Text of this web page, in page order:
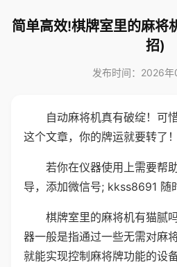
简单高效!棋牌室里的麻将
招)
发布时间：2026
自动麻将机真有破绽！可
这个文章，你的牌运就要转了！
若你在仪器使用上需要帮
导，添加微信号; kkss8691 随
棋牌室里的麻将机有猫腻
器一般是指通过一些无需对麻
就能实现控制麻将牌功能的设备